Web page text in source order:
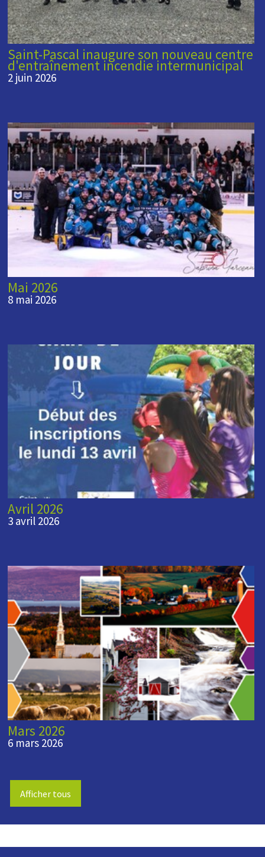
Saint-Pascal inaugure son nouveau centre
d'entraînement incendie intermunicipal
2 juin 2026
Mai 2026
8 mai 2026
Avril 2026
3 avril 2026
Mars 2026
6 mars 2026
Afficher tous